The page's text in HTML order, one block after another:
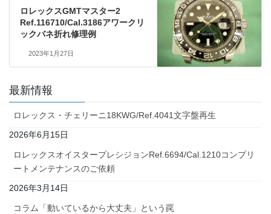
ロレックスGMTマスター2
Ref.116710/Cal.3186アワークリ
ックバネ折れ修理例
2023年1月27日
最新情報
ロレックス・チェリーニ18KWG/Ref.4041文字盤再生
2026年6月15日
ロレックスオイスタープレシジョンRef.6694/Cal.1210コンプリ
ートメンテナンスのご依頼
2026年3月14日
コラム「動いているから大丈夫」という罠